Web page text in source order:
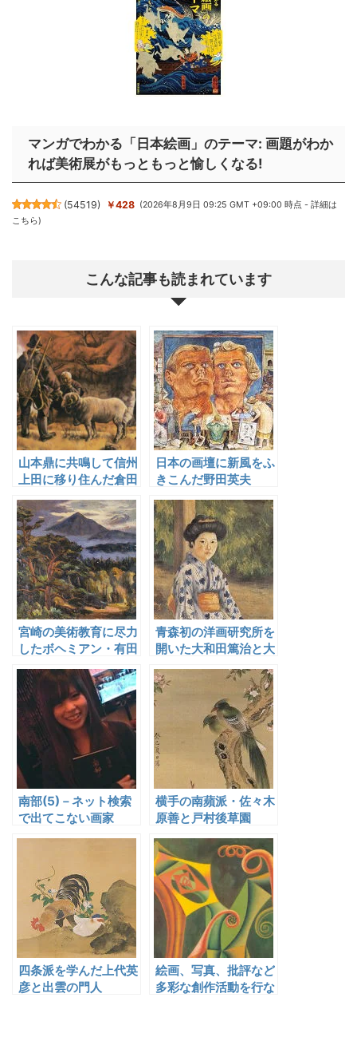
マンガでわかる「日本絵画」のテーマ: 画題がわか
れば美術展がもっともっと愉しくなる!
(54519) ￥428 (2026年8月9日 09:25 GMT +09:00 時点 -詳細は
こちら)
こんな記事も読まれています
山本鼎に共鳴して信州
上田に移り住んだ倉田
白羊
日本の画壇に新風をふ
きこんだ野田英夫
宮崎の美術教育に尽力
したボヘミアン・有田
四郎
青森初の洋画研究所を
開いた大和田篤治と大
川亮
南部(5)－ネット検索
で出てこない画家
横手の南蘋派・佐々木
原善と戸村後草園
四条派を学んだ上代英
彦と出雲の門人
絵画、写真、批評など
多彩な創作活動を行な